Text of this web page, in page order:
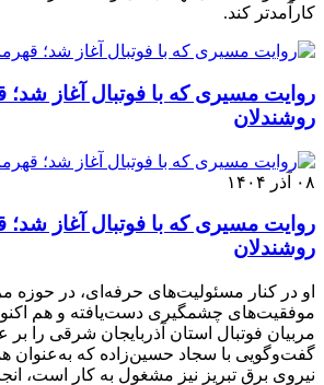
کارآمدتر کند.
روایت مسیری که با فوتبال آغاز شد؛
روشندلان
۰۸ آذر ۱۴۰۴
روایت مسیری که با فوتبال آغاز شد؛
روشندلان
او در کنار مسئولیت‌های حرفه‌ای، در حوزه
موفقیت‌های چشمگیری دست‌یافته و هم
مربیان فوتبال استان آذربایجان شرقی را بر
گفت‌وگویی با سجاد حسین‌زاده که به‌عنوان
نیروی برق تبریز نیز مشغول به کار است،